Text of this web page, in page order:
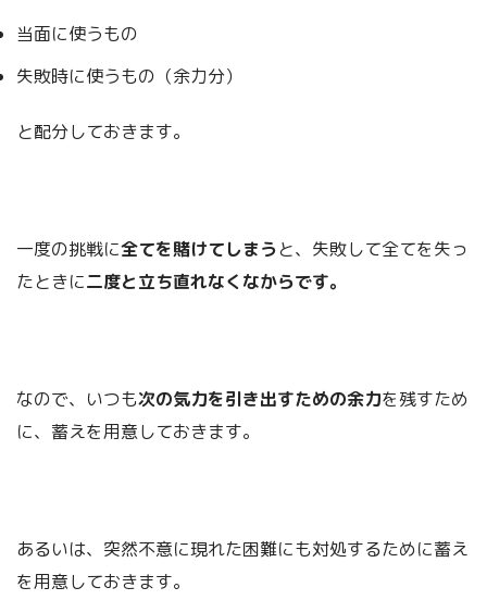
当面に使うもの
失敗時に使うもの（余力分）
と配分しておきます。
一度の挑戦に全てを賭けてしまうと、失敗して全てを失っ
たときに二度と立ち直れなくなからです。
なので、いつも次の気力を引き出すための余力を残すため
に、蓄えを用意しておきます。
あるいは、突然不意に現れた困難にも対処するために蓄え
を用意しておきます。